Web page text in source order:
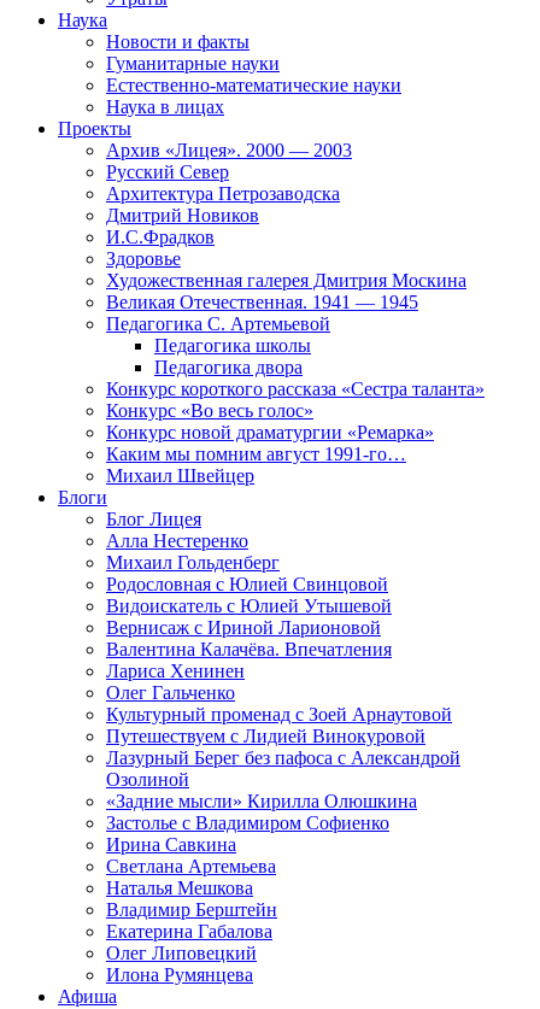
Наука
Новости и факты
Гуманитарные науки
Естественно-математические науки
Наука в лицах
Проекты
Архив «Лицея». 2000 — 2003
Русский Север
Архитектура Петрозаводска
Дмитрий Новиков
И.С.Фрадков
Здоровье
Художественная галерея Дмитрия Москина
Великая Отечественная. 1941 — 1945
Педагогика С. Артемьевой
Педагогика школы
Педагогика двора
Конкурс короткого рассказа «Сестра таланта»
Конкурс «Во весь голос»
Конкурс новой драматургии «Ремарка»
Каким мы помним август 1991-го…
Михаил Швейцер
Блоги
Блог Лицея
Алла Нестеренко
Михаил Гольденберг
Родословная с Юлией Свинцовой
Видоискатель с Юлией Утышевой
Вернисаж с Ириной Ларионовой
Валентина Калачёва. Впечатления
Лариса Хенинен
Олег Гальченко
Культурный променад с Зоей Арнаутовой
Путешествуем с Лидией Винокуровой
Лазурный Берег без пафоса с Александрой
Озолиной
«Задние мысли» Кирилла Олюшкина
Застолье с Владимиром Софиенко
Ирина Савкина
Светлана Артемьева
Наталья Мешкова
Владимир Берштейн
Екатерина Габалова
Олег Липовецкий
Илона Румянцева
Афиша